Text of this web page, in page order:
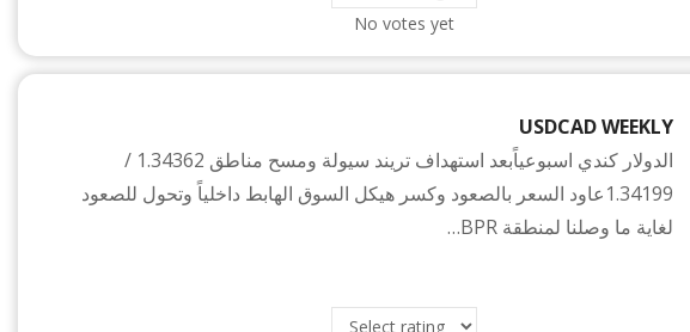
No votes yet
USDCAD WEEKLY
الدولار كندي اسبوعياًبعد استهداف تريند سيولة ومسح مناطق 1.34362 /
1.34199عاود السعر بالصعود وكسر هيكل السوق الهابط داخلياً وتحول للصعود
لغاية ما وصلنا لمنطقة BPR…